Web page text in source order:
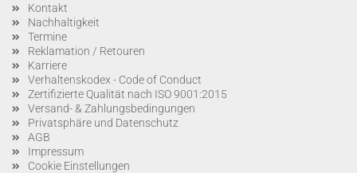
Kontakt
Nachhaltigkeit
Termine
Reklamation / Retouren
Karriere
Verhaltenskodex - Code of Conduct
Zertifizierte Qualität nach ISO 9001:2015
Versand- & Zahlungsbedingungen
Privatsphäre und Datenschutz
AGB
Impressum
Cookie Einstellungen